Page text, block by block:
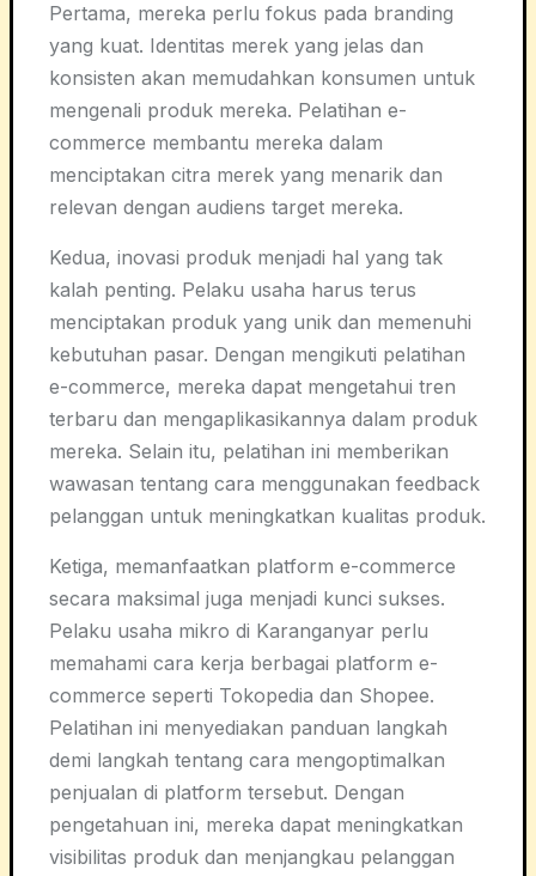
Pertama, mereka perlu fokus pada branding
yang kuat. Identitas merek yang jelas dan
konsisten akan memudahkan konsumen untuk
mengenali produk mereka. Pelatihan e-
commerce membantu mereka dalam
menciptakan citra merek yang menarik dan
relevan dengan audiens target mereka.
Kedua, inovasi produk menjadi hal yang tak
kalah penting. Pelaku usaha harus terus
menciptakan produk yang unik dan memenuhi
kebutuhan pasar. Dengan mengikuti pelatihan
e-commerce, mereka dapat mengetahui tren
terbaru dan mengaplikasikannya dalam produk
mereka. Selain itu, pelatihan ini memberikan
wawasan tentang cara menggunakan feedback
pelanggan untuk meningkatkan kualitas produk.
Ketiga, memanfaatkan platform e-commerce
secara maksimal juga menjadi kunci sukses.
Pelaku usaha mikro di Karanganyar perlu
memahami cara kerja berbagai platform e-
commerce seperti Tokopedia dan Shopee.
Pelatihan ini menyediakan panduan langkah
demi langkah tentang cara mengoptimalkan
penjualan di platform tersebut. Dengan
pengetahuan ini, mereka dapat meningkatkan
visibilitas produk dan menjangkau pelanggan